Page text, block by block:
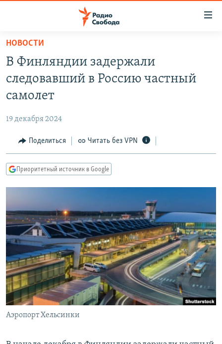
упрощенного
доступа
основному
Вернутся
Вернутся
МНЕНИЯ
КУЛЬТУРА
КАВКАЗ.РЕАЛИИ
СИБИРЬ.РЕАЛИИ
РАСПИСАНИЕ ВЕЩАНИЯ
ПОДПИШИТЕСЬ НА РАССЫЛКУ
СОЦИАЛЬНЫЕ СЕТИ
НОВОСТИ
В Финляндии задержали
следовавший в Россию частный
самолет
19 декабря 2024
Поделиться Читать без VPN
Приоритетный источник в Google
Аэропорт Хельсинки